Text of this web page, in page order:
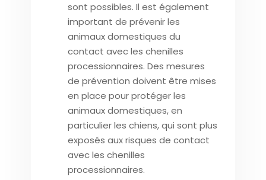
sont possibles. Il est également
important de prévenir les
animaux domestiques du
contact avec les chenilles
processionnaires. Des mesures
de prévention doivent être mises
en place pour protéger les
animaux domestiques, en
particulier les chiens, qui sont plus
exposés aux risques de contact
avec les chenilles
processionnaires.